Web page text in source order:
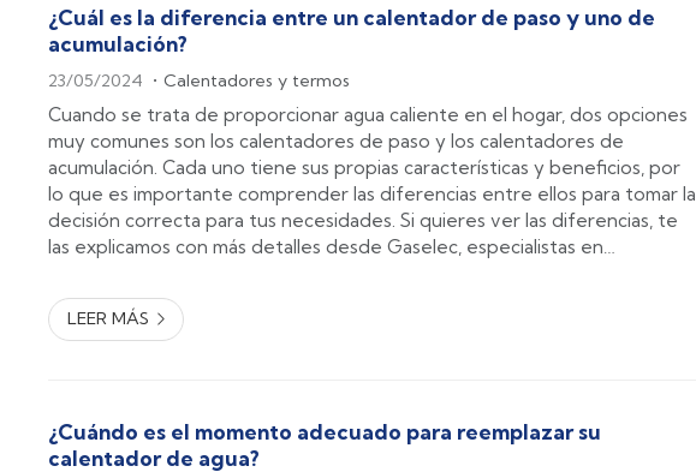
¿Cuál es la diferencia entre un calentador de paso y uno de
acumulación?
23/05/2024 Calentadores y termos
Cuando se trata de proporcionar agua caliente en el hogar, dos opciones
muy comunes son los calentadores de paso y los calentadores de
acumulación. Cada uno tiene sus propias características y beneficios, por
lo que es importante comprender las diferencias entre ellos para tomar la
decisión correcta para tus necesidades. Si quieres ver las diferencias, te
las explicamos con más detalles desde Gaselec, especialistas en
Calent...
LEER MÁS
¿Cuándo es el momento adecuado para reemplazar su
calentador de agua?